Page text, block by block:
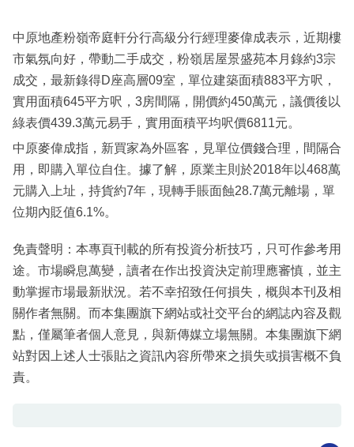
區
中原地產粉嶺帝庭軒分行高級分行經理麥偉成表示，近期樓
市氣氛向好，帶動二手成交，粉嶺居屋景盛苑本月錄約3宗
成交，最新錄得D座高層09室，單位建築面積883平方呎，
實用面積645平方呎，3房間隔，開價約450萬元，議價後以
綠表價439.3萬元易手，實用面積平均呎價6811元。
中原麥偉成指，新買家為外區客，見單位價錢合理，間隔合
用，即購入單位自住。據了解，原業主則於2018年以468萬
元購入上址，持貨約7年，現轉手賬面蝕28.7萬元離場，單
位期內貶值6.1%。
免責聲明：本專頁刊載的所有投資分析技巧，只可作參考用
途。市場瞬息萬變，讀者在作出投資決定前理應審慎，並主
動掌握市場最新狀況。若不幸招致任何損失，概與本刊及相
關作者無關。而本集團旗下網站或社交平台的網誌內容及觀
點，僅屬筆者個人意見，與新傳媒立場無關。本集團旗下網
站對因上述人士張貼之資訊內容所帶來之損失或損害概不負
責。